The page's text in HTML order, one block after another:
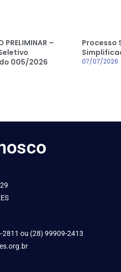
PRELIMINAR –
005/2026
Processo
07/07/2026
2811 ou (28) 99909-2413